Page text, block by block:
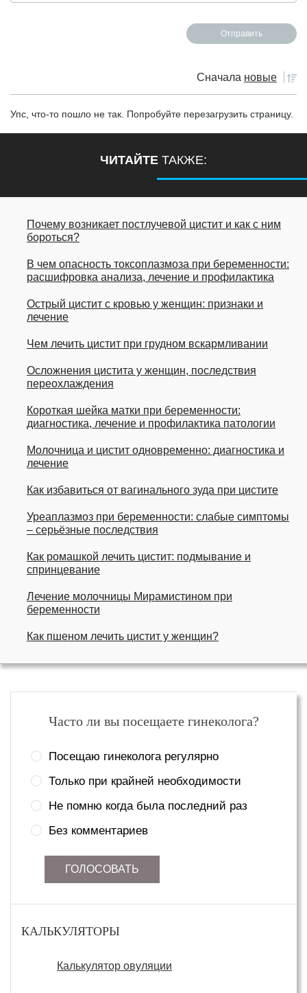
Сначала новые
Упс, что-то пошло не так. Попробуйте перезагрузить страницу.
ЧИТАЙТЕ ТАКЖЕ:
Почему возникает постлучевой цистит и как с ним
бороться?
В чем опасность токсоплазмоза при беременности:
расшифровка анализа, лечение и профилактика
Острый цистит с кровью у женщин: признаки и
лечение
Чем лечить цистит при грудном вскармливании
Осложнения цистита у женщин, последствия
переохлаждения
Короткая шейка матки при беременности:
диагностика, лечение и профилактика патологии
Молочница и цистит одновременно: диагностика и
лечение
Как избавиться от вагинального зуда при цистите
Уреаплазмоз при беременности: слабые симптомы
– серьёзные последствия
Как ромашкой лечить цистит: подмывание и
спринцевание
Лечение молочницы Мирамистином при
беременности
Как пшеном лечить цистит у женщин?
Часто ли вы посещаете гинеколога?
Посещаю гинеколога регулярно
Только при крайней необходимости
Не помню когда была последний раз
Без комментариев
ГОЛОСОВАТЬ
КАЛЬКУЛЯТОРЫ
Калькулятор овуляции